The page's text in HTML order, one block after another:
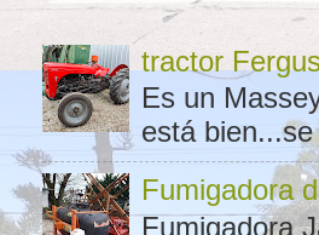
tractor
Es un
está
Fumigadora
Fumigadora